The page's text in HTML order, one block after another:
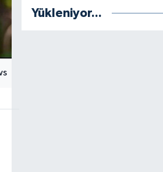
Yükleniyor...